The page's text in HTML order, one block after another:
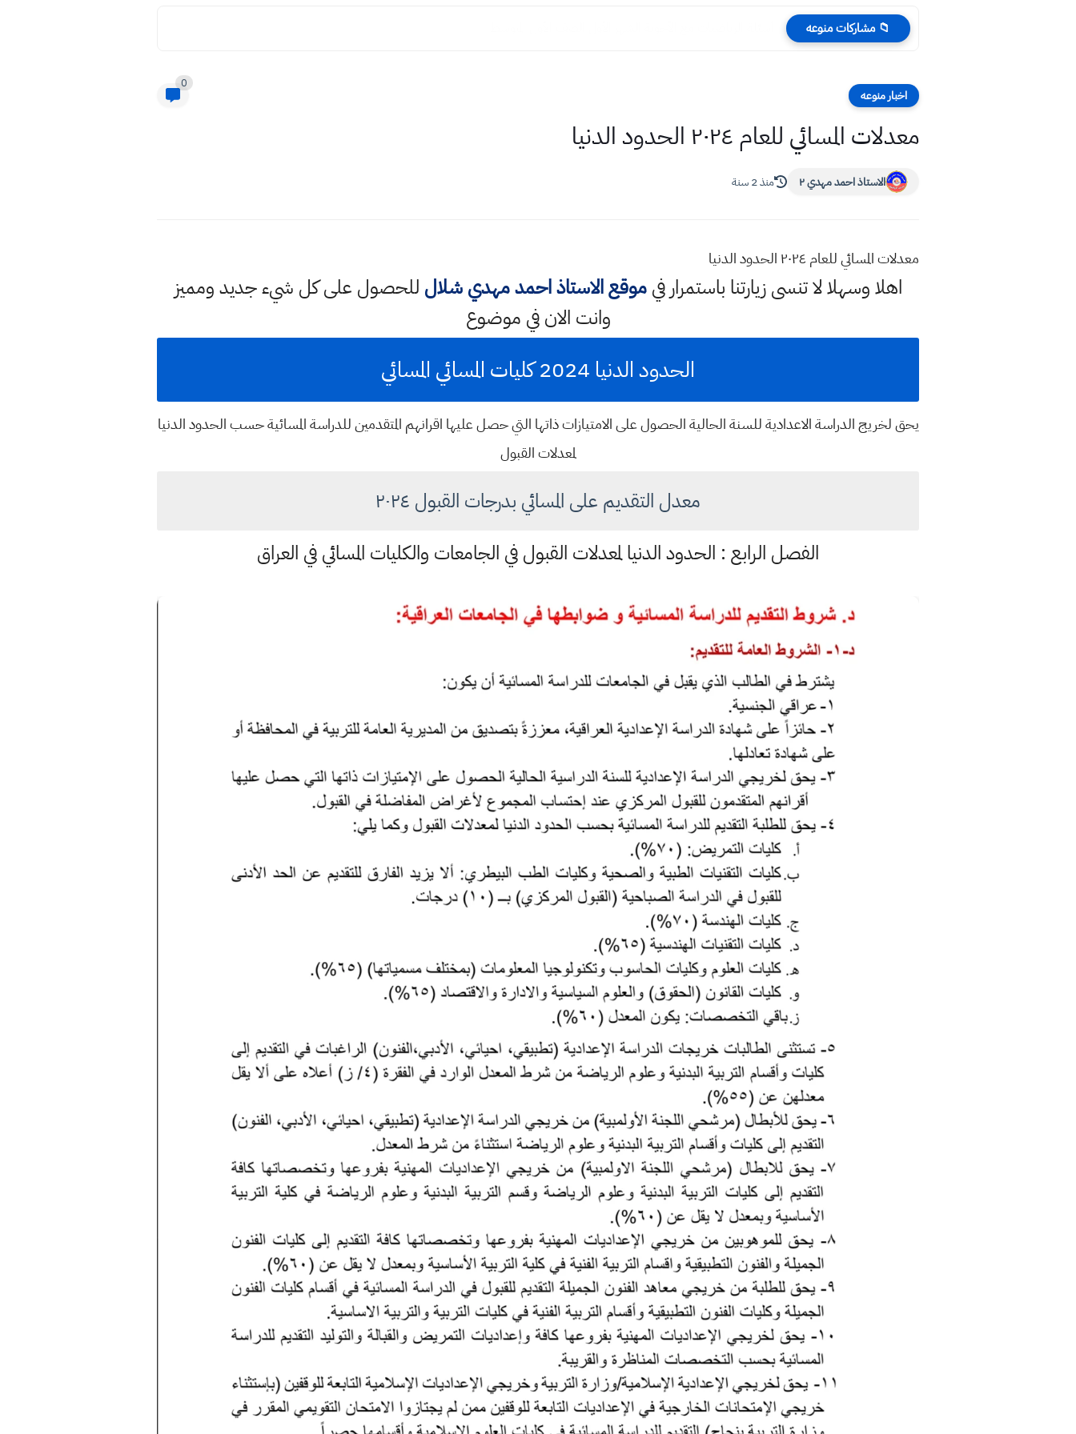
📁 مشاركات منوعه
اخبار منوعه
0
معدلات المسائي للعام ٢٠٢٤ الحدود الدنيا
الاستاذ احمد مهدي ٢ منذ 2 سنة
معدلات المسائي للعام ٢٠٢٤ الحدود الدنيا
اهلا وسهلالا تنسى زيارتنا باستمرار فيموقع الاستاذ احمد مهدي شلال للحصول على كل شيء جديد ومميز
وانت الان في موضوع
الحدود الدنيا 2024 كليات المسائي المسائي
يحق لخريج الدراسة الاعدادية للسنة الحالية الحصول على الامتيازات ذاتها التي حصل عليها اقرانهم المتقدمين للدراسة المسائية حسب الحدود الدنيا
لمعدلات القبول
معدل التقديم على المسائي بدرجات القبول ٢٠٢٤
الفصل الرابع : الحدود الدنيا لمعدلات القبول في الجامعات والكليات المسائي في العراق